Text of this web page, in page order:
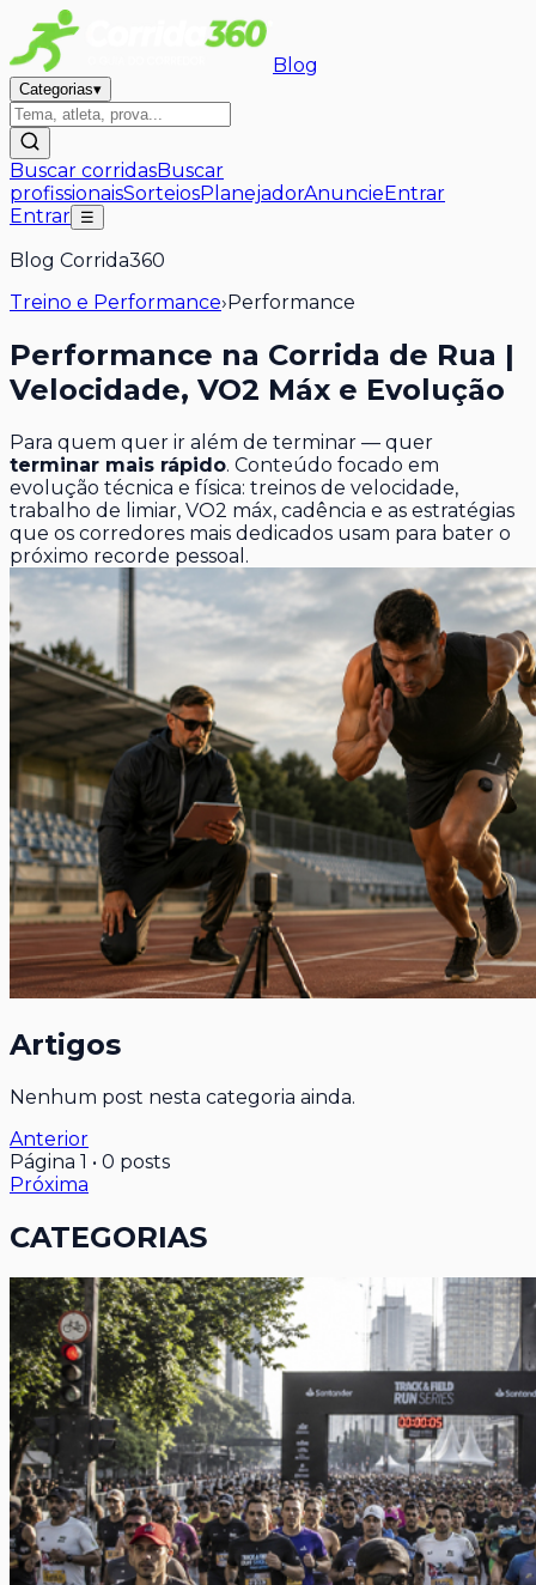
Blog
Categorias▾
Buscar corridasBuscar
profissionaisSorteiosPlanejadorAnuncieEntrar
Entrar ☰
Blog Corrida360
Treino e Performance›Performance
Performance na Corrida de Rua |
Velocidade, VO2 Máx e Evolução
Para quem quer ir além de terminar — quer
terminar mais rápido. Conteúdo focado em
evolução técnica e física: treinos de velocidade,
trabalho de limiar, VO2 máx, cadência e as estratégias
que os corredores mais dedicados usam para bater o
próximo recorde pessoal.
Artigos
Nenhum post nesta categoria ainda.
Anterior
Página 1 • 0 posts
Próxima
CATEGORIAS